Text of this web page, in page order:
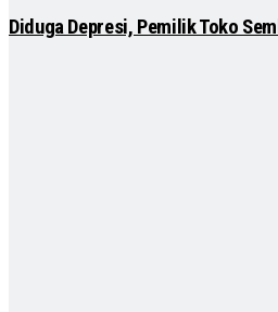
Diduga Depresi, Pemilik Toko